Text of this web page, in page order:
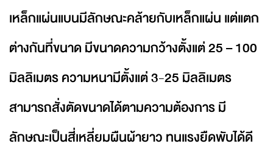
เหล็กแผ่นแบนมีลักษณะคล้ายกับเหล็กแผ่น แต่แตก
ต่างกันที่ขนาด มีขนาดความกว้างตั้งแต่ 25 – 100
มิลลิเมตร ความหนามีตั้งแต่ 3-25 มิลลิเมตร
สามารถสั่งตัดขนาดได้ตามความต้องการ มี
ลักษณะเป็นสี่เหลี่ยมผืนผ้ายาว ทนแรงยืดพับได้ดี